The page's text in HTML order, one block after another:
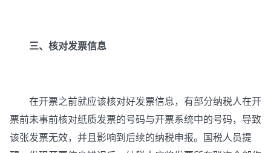
三、核对发票信息
在开票之前就应该核对好发票信息，有部分纳税人在开
票前未事前核对纸质发票的号码与开票系统中的号码，导致
该张发票无效，并且影响到后续的纳税申报。国税人员提